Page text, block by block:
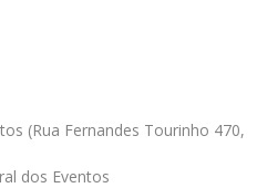
(Rua Fernandes Tourinho 470,
dos Eventos